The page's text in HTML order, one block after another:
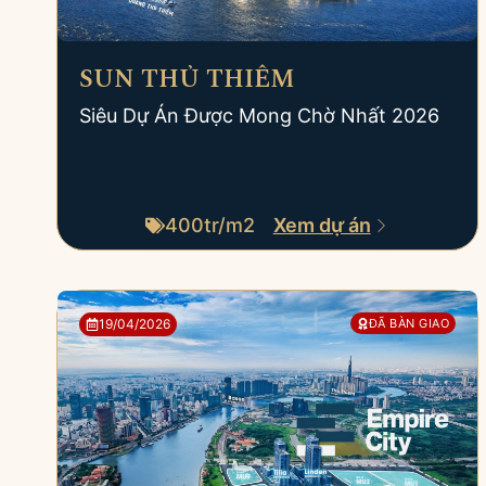
SUN THỦ THIÊM
Siêu Dự Án Được Mong Chờ Nhất 2026
400tr/m2 Xem dự án
ĐÃ BÀN GIAO
19/04/2026